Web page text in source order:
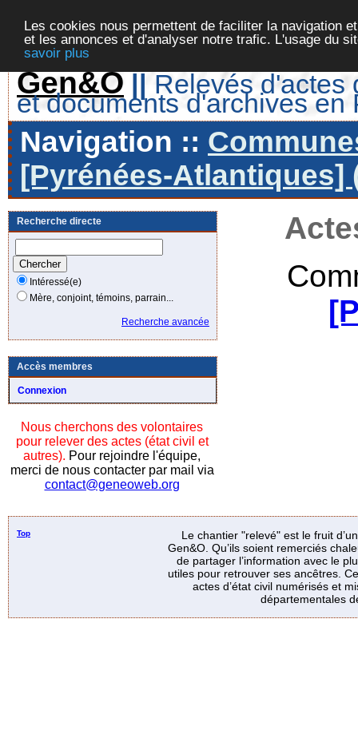
Les cookies nous permettent de faciliter la navigation
et les annonces et d'analyser notre trafic. L'usage du
savoir plus
Gen&O || Relevés d'actes
et documents d'archives en
Navigation ::
[Pyrénées-Atlantiques]
Recherche directe
Intéressé(e)
Mère, conjoint, témoins, parrain...
Recherche avancée
Accès membres
Connexion
Nous cherchons des volontaires
pour relever des actes (état civil et
autres). Pour rejoindre l'équipe,
merci de nous contacter par mail via
contact@geneoweb.org
Top
Le chantier "relevé" est le fruit
Gen&O. Qu’ils soient remerciés
de partager l’information avec le
utiles pour retrouver ses ancêtres.
actes d’état civil numérisés et
départementales